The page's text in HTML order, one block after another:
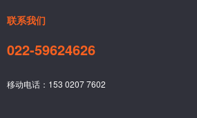
联系我们
022-59624626
移动电话：153 0207 7602